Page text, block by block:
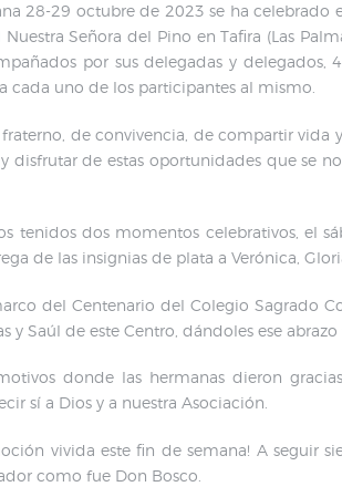
28-29 octubre de 2023 se ha celebrado
Nuestra Señora del Pino en Tafira (Las
por sus delegadas y
cada uno de los participantes al mismo.
de convivencia, de compartir
disfrutar de estas oportunidades que se
tenidos dos momentos celebrativos, el
de las insignias de plata a Verónica,
del Centenario del Colegio Sagrado
y Saúl de este Centro, dándoles ese
donde las hermanas dieron
sí a Dios y a nuestra Asociación.
vivida este fin de semana! A seguir
como fue Don Bosco.